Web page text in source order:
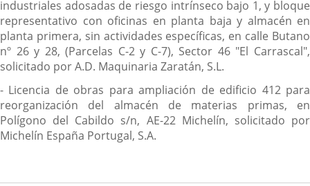
industriales adosadas de riesgo intrínseco bajo 1, y bloque
representativo con oficinas en planta baja y almacén en
planta primera, sin actividades específicas, en calle Butano
nº 26 y 28, (Parcelas C-2 y C-7), Sector 46 "El Carrascal",
solicitado por A.D. Maquinaria Zaratán, S.L.
- Licencia de obras para ampliación de edificio 412 para
reorganización del almacén de materias primas, en
Polígono del Cabildo s/n, AE-22 Michelín, solicitado por
Michelín España Portugal, S.A.